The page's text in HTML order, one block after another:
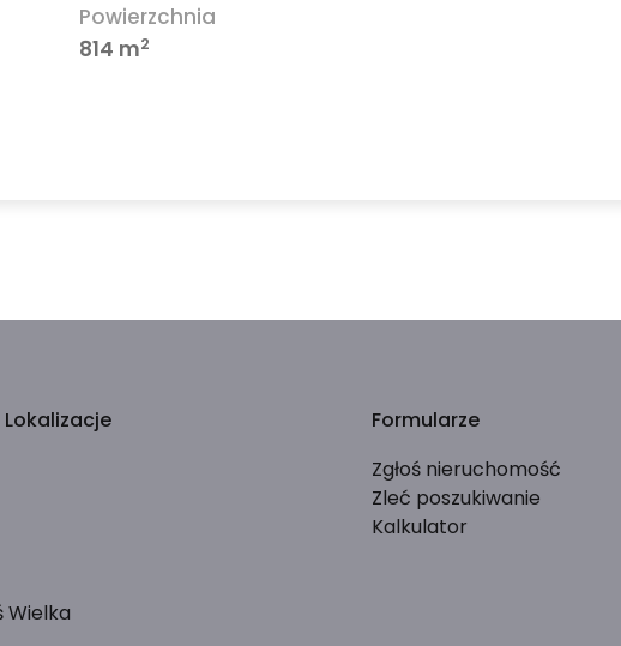
Powierzchnia
814 m2
Wielka
Formularze
Zgłoś nieruchomość
Zleć poszukiwanie
Kalkulator